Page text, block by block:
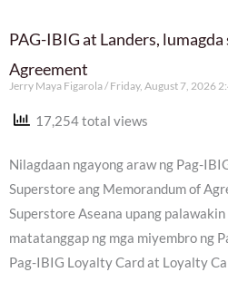
PAG-IBIG at Landers,
Agreement
Jerry Maya Figarola Friday, August 7, 2026
17,254 total views
Nilagdaan ngayong araw ng Pag-
Superstore ang Memorandum of
Superstore Aseana upang
matatanggap ng mga miyembro ng
Pag-IBIG Loyalty Card at Loyalty